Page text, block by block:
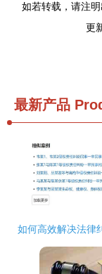
如若转载，请注
更
最新产品